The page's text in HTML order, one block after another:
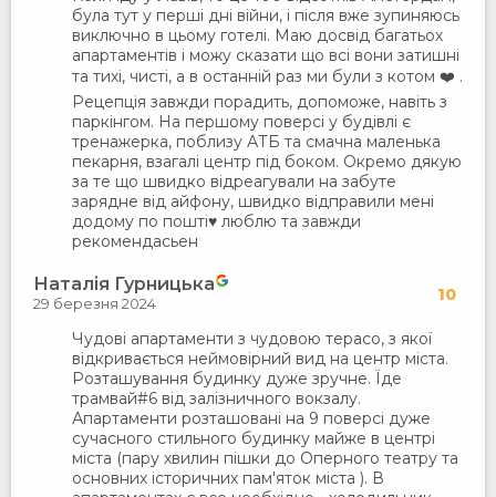
була тут у перші дні війни, і після вже зупиняюсь
виключно в цьому готелі. Маю досвід багатьох
апартаментів і можу сказати що всі вони затишні
та тихі, чисті, а в останній раз ми були з котом ❤️ .
Рецепція завжди порадить, допоможе, навіть з
паркінгом. На першому поверсі у будівлі є
тренажерка, поблизу АТБ та смачна маленька
пекарня, взагалі центр під боком. Окремо дякую
за те що швидко відреагували на забуте
зарядне від айфону, швидко відправили мені
додому по пошті♥️ люблю та завжди
рекомендасьен
Наталія Гурницька 10
29 березня 2024
Чудові апартаменти з чудовою терасо, з якої
відкривається неймовірний вид на центр міста.
Розташування будинку дуже зручне. Їде
трамвай#6 від залізничного вокзалу.
Апартаменти розташовані на 9 поверсі дуже
сучасного стильного будинку майже в центрі
міста (пару хвилин пішки до Оперного театру та
основних історичних пам'яток міста ). В